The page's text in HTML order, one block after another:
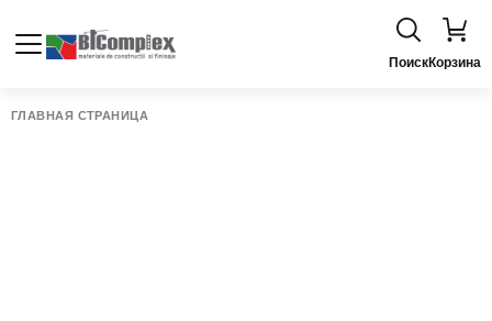
ПоискКорзина
ГЛАВНАЯ СТРАНИЦА